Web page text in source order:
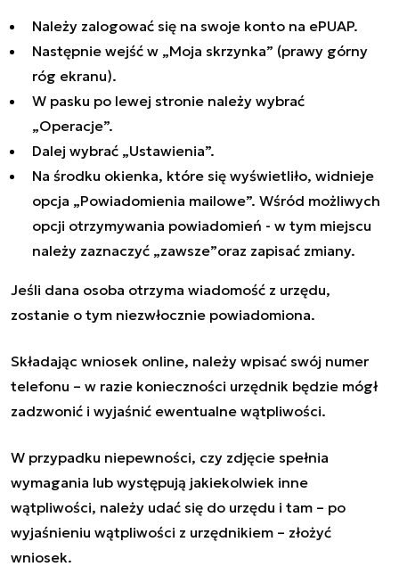
Należy zalogować się na swoje konto na ePUAP.
Następnie wejść w „Moja skrzynka” (prawy górny
róg ekranu).
W pasku po lewej stronie należy wybrać
„Operacje”.
Dalej wybrać „Ustawienia”.
Na środku okienka, które się wyświetliło, widnieje
opcja „Powiadomienia mailowe”. Wśród możliwych
opcji otrzymywania powiadomień - w tym miejscu
należy zaznaczyć „zawsze”oraz zapisać zmiany.
Jeśli dana osoba otrzyma wiadomość z urzędu,
zostanie o tym niezwłocznie powiadomiona.
Składając wniosek online, należy wpisać swój numer
telefonu – w razie konieczności urzędnik będzie mógł
zadzwonić i wyjaśnić ewentualne wątpliwości.
W przypadku niepewności, czy zdjęcie spełnia
wymagania lub występują jakiekolwiek inne
wątpliwości, należy udać się do urzędu i tam – po
wyjaśnieniu wątpliwości z urzędnikiem – złożyć
wniosek.